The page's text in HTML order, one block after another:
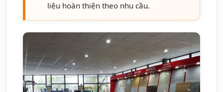
liệu hoàn thiện theo nhu cầu.